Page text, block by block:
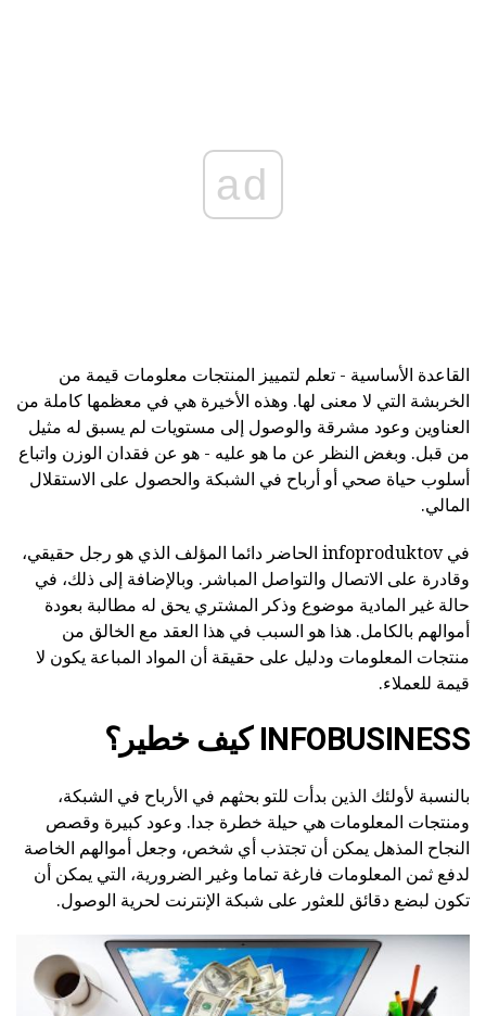
ad
القاعدة الأساسية - تعلم لتمييز المنتجات معلومات قيمة من
الخربشة التي لا معنى لها. وهذه الأخيرة هي في معظمها كاملة من
العناوين وعود مشرقة والوصول إلى مستويات لم يسبق له مثيل
من قبل. وبغض النظر عن ما هو عليه - هو عن فقدان الوزن واتباع
أسلوب حياة صحي أو أرباح في الشبكة والحصول على الاستقلال
المالي.
في infoproduktov الحاضر دائما المؤلف الذي هو رجل حقيقي،
وقادرة على الاتصال والتواصل المباشر. وبالإضافة إلى ذلك، في
حالة غير المادية موضوع وذكر المشتري يحق له مطالبة بعودة
أموالهم بالكامل. هذا هو السبب في هذا العقد مع الخالق من
منتجات المعلومات ودليل على حقيقة أن المواد المباعة يكون لا
قيمة للعملاء.
INFOBUSINESS كيف خطير؟
بالنسبة لأولئك الذين بدأت للتو بحثهم في الأرباح في الشبكة،
ومنتجات المعلومات هي حيلة خطرة جدا. وعود كبيرة وقصص
النجاح المذهل يمكن أن تجتذب أي شخص، وجعل أموالهم الخاصة
لدفع ثمن المعلومات فارغة تماما وغير الضرورية، التي يمكن أن
تكون لبضع دقائق للعثور على شبكة الإنترنت لحرية الوصول.